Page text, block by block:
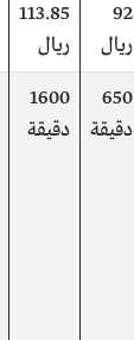
92
ريال
113.85
ريال
650
دقيقة
1600
دقيقة